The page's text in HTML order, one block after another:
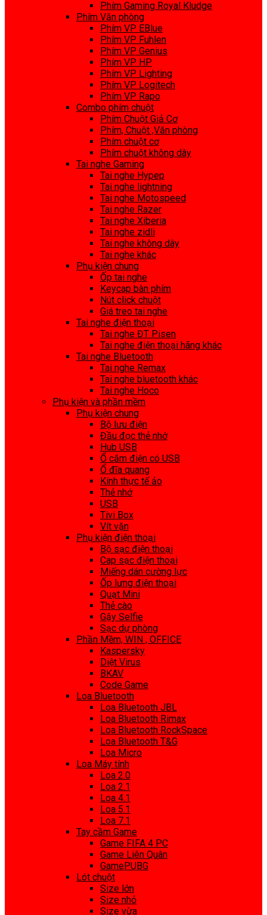
Phím Gaming Royal Kludge
Phím Văn phòng
Phím VP EBlue
Phím VP Fuhlen
Phím VP Genius
Phím VP HP
Phím VP Lighting
Phím VP Logitech
Phím VP Rapo
Combo phím chuột
Phím Chuột Giả Cơ
Phím, Chuột ,Văn phòng
Phím chuột cơ
Phím chuột không dây
Tai nghe Gaming
Tai nghe Hypep
Tai nghe lightning
Tai nghe Motospeed
Tai nghe Razer
Tai nghe Xiberia
Tai nghe zidli
Tai nghe không dây
Tai nghe khác
Phụ kiện chung
Ốp tai nghe
Keycap bàn phím
Nút click chuột
Giá treo tai nghe
Tai nghe điện thoại
Tai nghe ĐT Pisen
Tai nghe điện thoại hãng khác
Tai nghe Bluetooth
Tai nghe Remax
Tai nghe bluetooth khác
Tai nghe Hoco
Phụ kiện và phần mềm
Phụ kiện chung
Bộ lưu điện
Đầu đọc thẻ nhớ
Hub USB
Ổ cắm điện có USB
Ổ đĩa quang
Kính thực tế ảo
Thẻ nhớ
USB
Tivi Box
Vít vặn
Phụ kiện điện thoại
Bộ sạc điện thoại
Cap sạc điện thoại
Miếng dán cường lực
Ốp lưng điện thoại
Quạt Mini
Thẻ cào
Gậy Selfie
Sạc dự phòng
Phần Mềm, WIN , OFFICE
Kaspersky
Diệt Virus
BKAV
Code Game
Loa Bluetooth
Loa Bluetooth JBL
Loa Bluetooth Rimax
Loa Bluetooth RockSpace
Loa Bluetooth T&G
Loa Micro
Loa Máy tính
Loa 2.0
Loa 2.1
Loa 4.1
Loa 5.1
Loa 7.1
Tay cầm Game
Game FIFA 4 PC
Game Liên Quân
GamePUBG
Lót chuột
Size lớn
Size nhỏ
Size vừa